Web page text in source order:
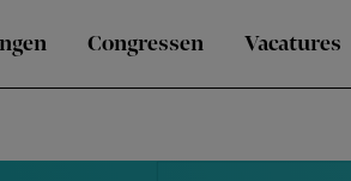
Congressen Vacatures